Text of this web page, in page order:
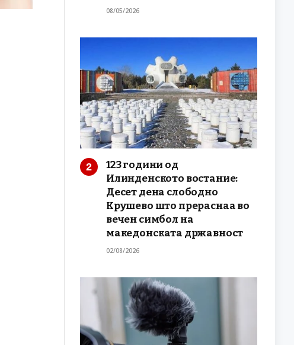
08/05/2026
123 години од
Илинденското востание:
Десет дена слободно
Крушево што прераснаа во
вечен симбол на
македонската државност
02/08/2026